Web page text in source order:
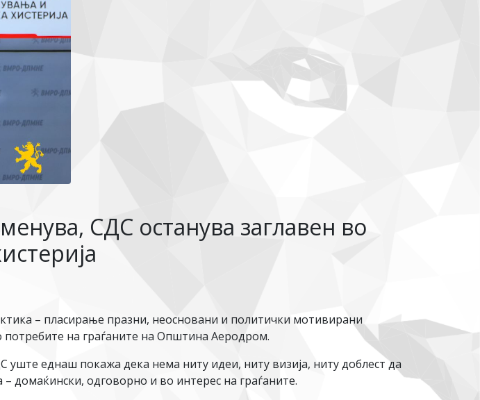
СДС останува заглавен во
– пласирање празни, неосновани и политички мотивирани
на граѓаните на Општина Аеродром.
еднаш покажа дека нема ниту идеи, ниту визија, ниту доблест да
домаќински, одговорно и во интерес на граѓаните.